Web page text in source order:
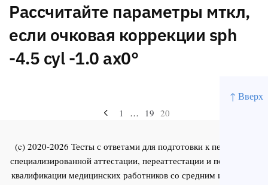
↑ Вверх
Рассчитайте параметры мткл,
если очковая коррекции sph
-4.5 cyl -1.0 ax0°
1 … 19 20
(c) 2020-2026 Тесты с ответами для подготовки к первичной
специализированной аттестации, переаттестации и повышения
квалификации медицинских работников со средним и высшим